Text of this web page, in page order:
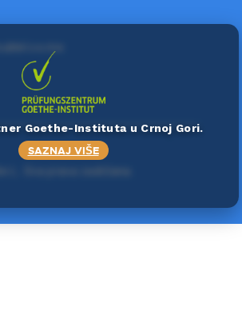
Goethe-Instituta u Crnoj Gori.
SAZNAJ VIŠE